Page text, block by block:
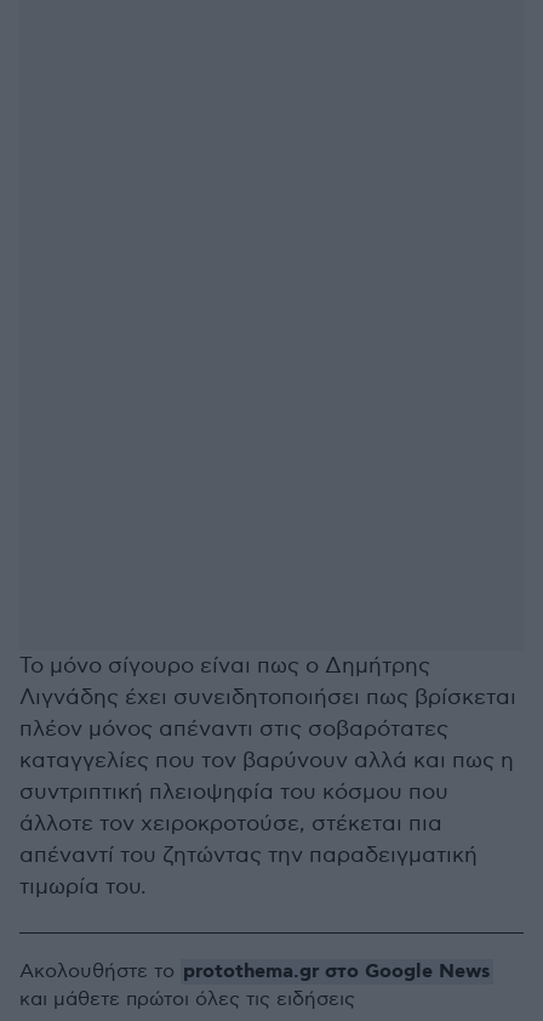
Το μόνο σίγουρο είναι πως ο Δημήτρης
Λιγνάδης έχει συνειδητοποιήσει πως βρίσκεται
πλέον μόνος απέναντι στις σοβαρότατες
καταγγελίες που τον βαρύνουν αλλά και πως η
συντριπτική πλειοψηφία του κόσμου που
άλλοτε τον χειροκροτούσε, στέκεται πια
απέναντί του ζητώντας την παραδειγματική
τιμωρία του.
Ακολουθήστε το protothema.gr στο Google News
και μάθετε πρώτοι όλες τις ειδήσεις